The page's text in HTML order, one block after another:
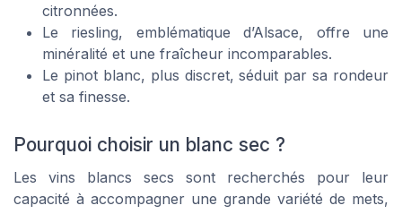
citronnées.
Le riesling, emblématique d’Alsace, offre une
minéralité et une fraîcheur incomparables.
Le pinot blanc, plus discret, séduit par sa rondeur
et sa finesse.
Pourquoi choisir un blanc sec ?
Les vins blancs secs sont recherchés pour leur
capacité à accompagner une grande variété de mets,